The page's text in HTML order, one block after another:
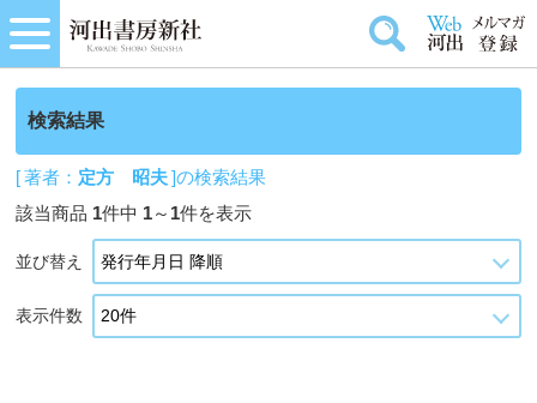
検索結果
[ 著者： 定方 昭夫]の検索結果
該当商品 1件中 1～ 1件を表示
並び替え
表示件数